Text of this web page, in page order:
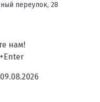
переулок, 28
нам!